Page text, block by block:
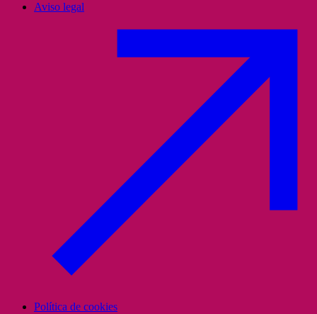
Aviso legal
Política de cookies